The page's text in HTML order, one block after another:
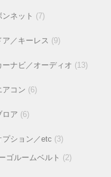
ネット (7)
ア／キーレス (9)
ーナビ／オーディオ (13)
アコン (6)
ロア (6)
プション／etc (3)
ゴルームベルト (2)